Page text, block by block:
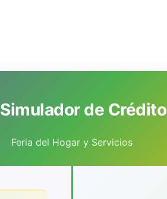
Simulador de Crédito
Feria del Hogar y Servicios